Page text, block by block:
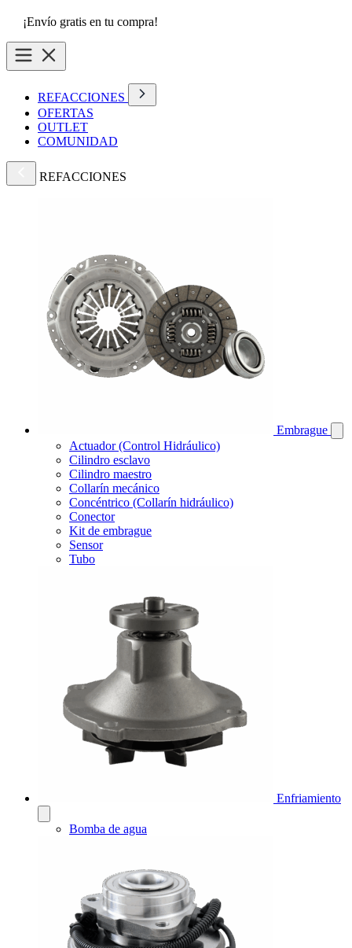
¡Envío gratis en tu compra!
REFACCIONES
OFERTAS
OUTLET
COMUNIDAD
REFACCIONES
Embrague
Actuador (Control Hidráulico)
Cilindro esclavo
Cilindro maestro
Collarín mecánico
Concéntrico (Collarín hidráulico)
Conector
Kit de embrague
Sensor
Tubo
Enfriamiento
Bomba de agua